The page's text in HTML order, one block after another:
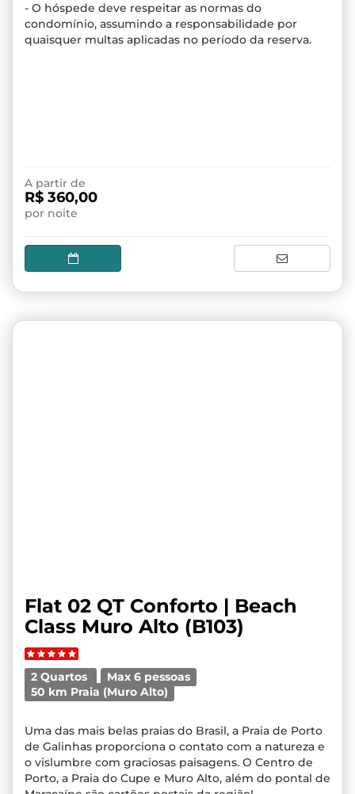
- O hóspede deve respeitar as normas do
condomínio, assumindo a responsabilidade por
quaisquer multas aplicadas no período da reserva.
A partir de
R$ 360,00
por noite
Flat 02 QT Conforto | Beach
Class Muro Alto (B103)
2 Quartos
Max 6 pessoas
50 km Praia (Muro Alto)
Uma das mais belas praias do Brasil, a Praia de Porto
de Galinhas proporciona o contato com a natureza e
o vislumbre com graciosas paisagens. O Centro de
Porto, a Praia do Cupe e Muro Alto, além do pontal de